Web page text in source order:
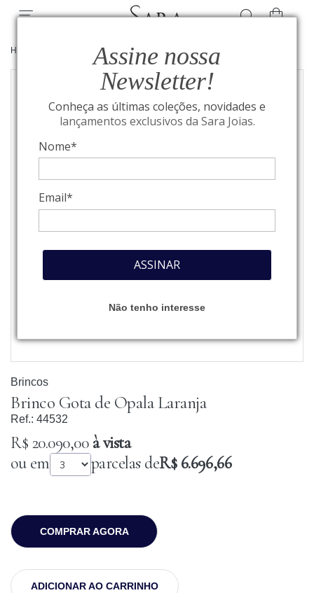
Assine nossa
Newsletter!
Conheça as últimas coleções, novidades e
lançamentos exclusivos da Sara Joias.
Nome*
Email*
ASSINAR
Não tenho interesse
HOME BRINCOS
Brincos
Brinco Gota de Opala Laranja
Ref.: 44532
R$ 20.090,00à vista
ou em
parcelas deR$ 6.696,66
COMPRAR AGORA
ADICIONAR AO CARRINHO